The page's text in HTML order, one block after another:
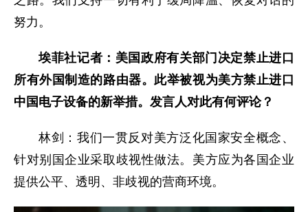
努力。
埃菲社记者：美国政府有关部门决定禁止进口
所有外国制造的路由器。此举被视为美方禁止进口
中国电子设备的新举措。发言人对此有何评论？
林剑：我们一贯反对美方泛化国家安全概念、
针对别国企业采取歧视性做法。美方应为各国企业
提供公平、透明、非歧视的营商环境。